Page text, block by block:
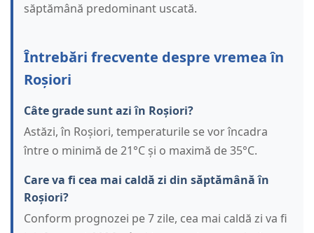
săptămână predominant uscată.
Întrebări frecvente despre vremea în
Roșiori
Câte grade sunt azi în Roșiori?
Astăzi, în Roșiori, temperaturile se vor încadra
între o minimă de 21°C și o maximă de 35°C.
Care va fi cea mai caldă zi din săptămână în
Roșiori?
Conform prognozei pe 7 zile, cea mai caldă zi va fi